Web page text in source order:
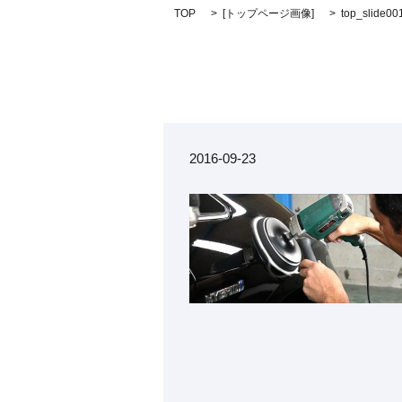
TOP [トップページ画像]
2016-09-23